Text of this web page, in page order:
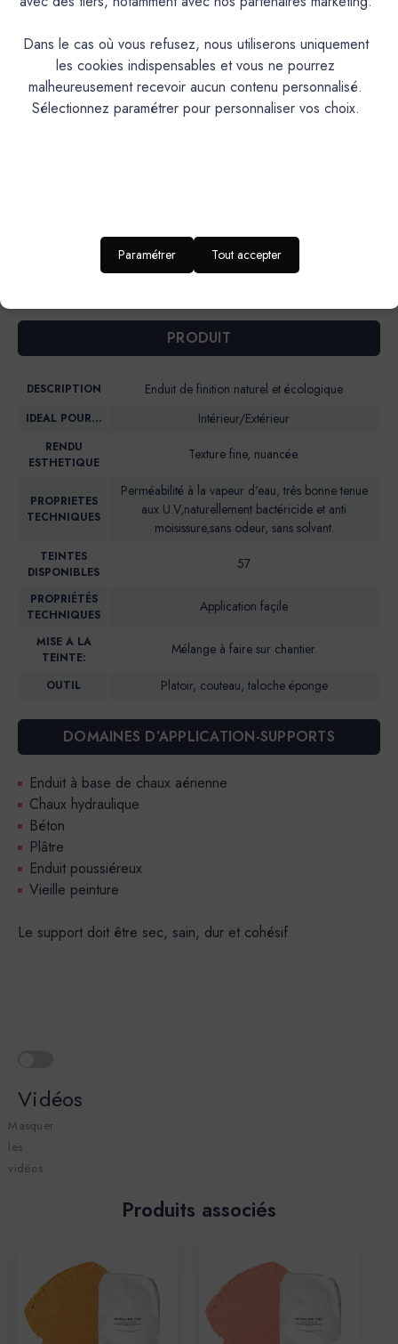
certaines couleurs.En version Pigments poudre à mélanger,
suivantes : AGAVE, ALBERTE, AURIGON, BARIGOULE,
BIMONT, BISOU, CAFOUCH, CAP ROUX, CISTE,
CRIQUE, DELICE, ECUME, FADA, FIGUIER, GOLF CLAIR,
GRAND PIN, JOUBARBE, LAURIER, LONGAGNE,
CHAVANNE, FRIOUL, GIBASSIER, MALLON, MARCEL,
PAUL, PANISSE, PISTOU, RAVI, ROUSTIDO, SAINTE-
PRODUIT
DESCRIPTION Enduit de finition naturel et écologique
IDEAL POUR… Intérieur/Extérieur
RENDU
ESTHETIQUE
Texture fine, nuancée.
PROPRIETES
TECHNIQUES
Perméabilité à la vapeur d'eau, très bonne tenue
aux U.V,naturellement bactéricide et anti
moisissure,sans odeur, sans solvant.
TEINTES
DISPONIBLES
57
PROPRIÉTÉS
TECHNIQUES
Application façile
MISE A LA
TEINTE:
Mélange à faire sur chantier.
OUTIL Platoir, couteau, taloche éponge
DOMAINES D’APPLICATION-SUPPORTS
Enduit à base de chaux aérienne
Chaux hydraulique
Béton
Plâtre
Enduit poussiéreux
Vieille peinture
Le support doit être sec, sain, dur et cohésif
Vidéos
Masquer
les
vidéos
Produits associés
Dans le cas où vous refusez, nous utiliserons uniquement
les cookies indispensables et vous ne pourrez
malheureusement recevoir aucun contenu personnalisé.
Sélectionnez paramétrer pour personnaliser vos choix.
Paramétrer Tout accepter